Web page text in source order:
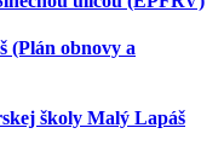
(Plán obnovy a
školy Malý Lapáš